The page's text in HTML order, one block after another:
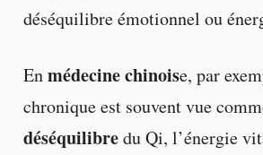
déséquilibre émotionnel ou
Enmédecine chinoise, par
chronique est souvent vue
déséquilibredu Qi, l’énergie